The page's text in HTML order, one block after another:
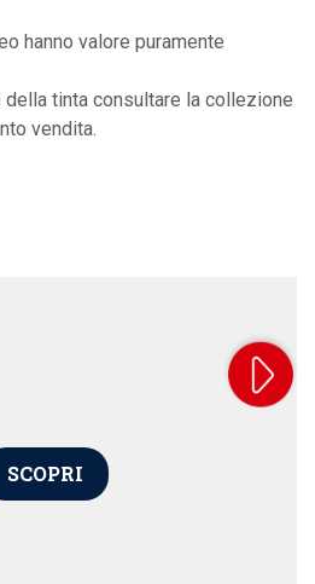
hanno valore puramente
tinta consultare la collezione
vendita.
SCOPRI